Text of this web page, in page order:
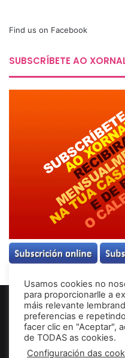
Find us on Facebook
SUBSCRÍBETE AO
© Copyright 2026,
Términos
Usamos cookies no
para proporcionarlle a
máis relevante
preferencias e
facer clic en "Aceptar",
de TODAS as cookies.
Configuración das